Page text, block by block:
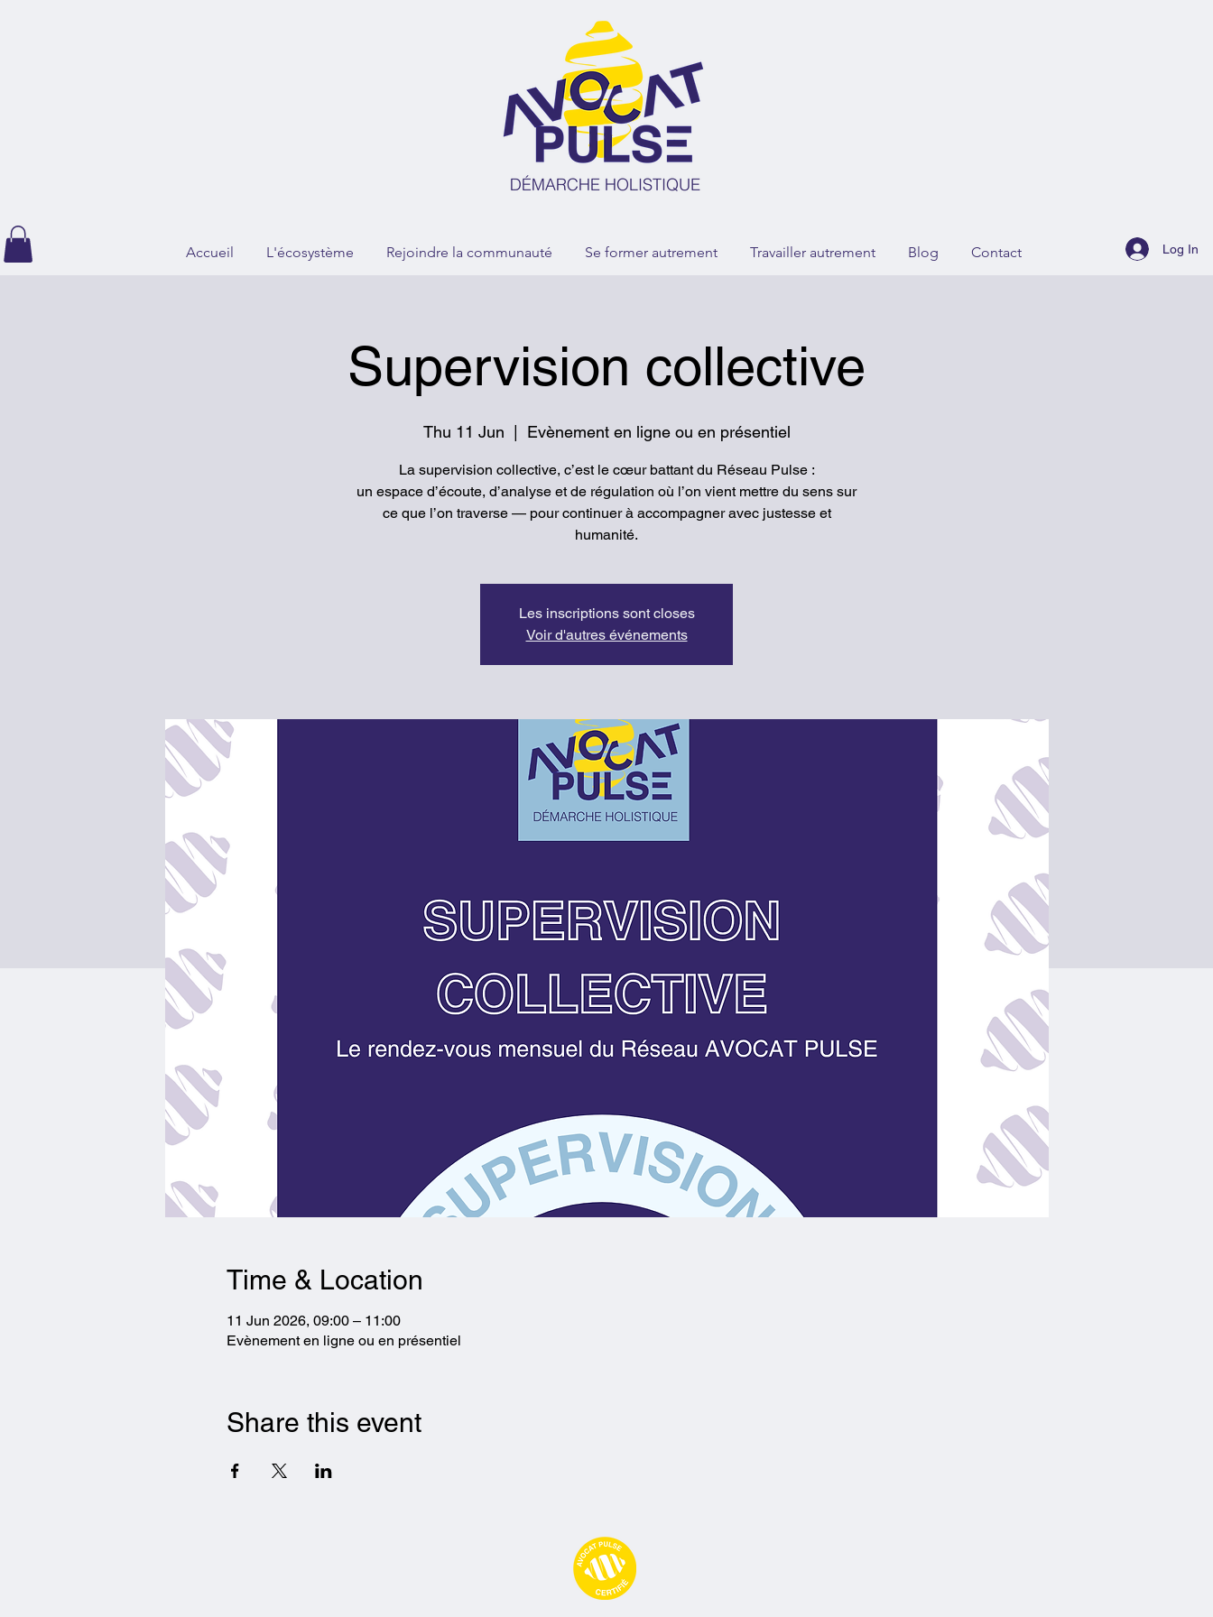
Accueil L'écosystème Rejoindre la communauté Se former autrement Travailler autrement Blog Contact Log In
Supervision collective
Thu 11 Jun
  |
Evènement en ligne ou en présentiel
La supervision collective, c’est le cœur battant du Réseau Pulse :
un espace d’écoute, d’analyse et de régulation où l’on vient mettre du sens sur
ce que l’on traverse — pour continuer à accompagner avec justesse et
humanité.
Les inscriptions sont closes
Voir d'autres événements
Time & Location
11 Jun 2026, 09:00 – 11:00
Evènement en ligne ou en présentiel
Share this event